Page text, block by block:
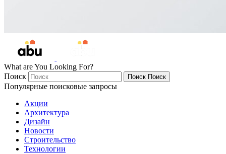
What are You Looking For?
Поиск
Поиск Поиск
Популярные поисковые запросы
Акции
Архитектура
Дизайн
Новости
Строительство
Технологии